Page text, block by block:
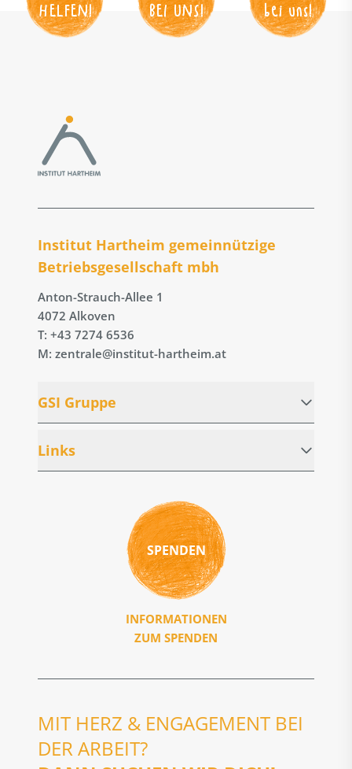
HELFEN!
BEI UNS!
bei uns!
Institut Hartheim gemeinnützige
Betriebs­gesellschaft mbh
Anton-Strauch-Allee 1
4072 Alkoven
T: +43 7274 6536
M: zentrale@institut-hartheim.at
GSI Gruppe
Links
SPENDEN
INFORMATIONEN
ZUM SPENDEN
MIT HERZ & ENGAGEMENT BEI
DER ARBEIT?